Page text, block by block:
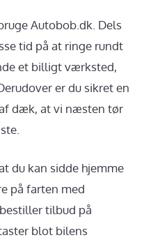
Autobob.dk. Dels
tid på at ringe rundt
et billigt værksted,
er du sikret en
dæk, at vi næsten tør
du kan sidde hjemme
på farten med
tilbud på
blot bilens